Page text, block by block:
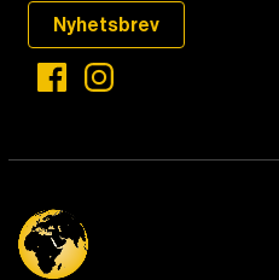
Nyhetsbrev